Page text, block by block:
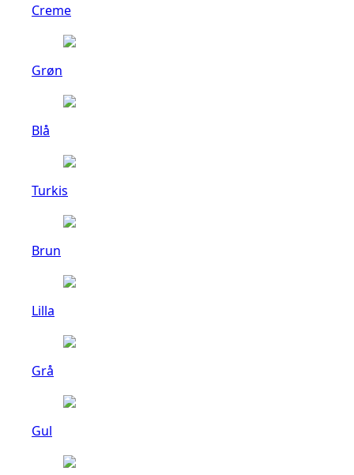
Creme
Grøn
Blå
Turkis
Brun
Lilla
Grå
Gul